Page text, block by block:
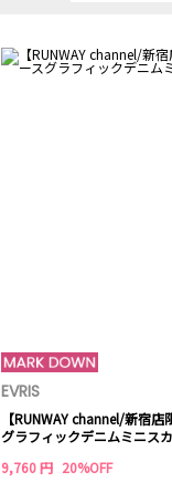
EVRIS
【RUNWAY channel/新宿店
グラフィックデニムミニス
9,760 円 20%OFF